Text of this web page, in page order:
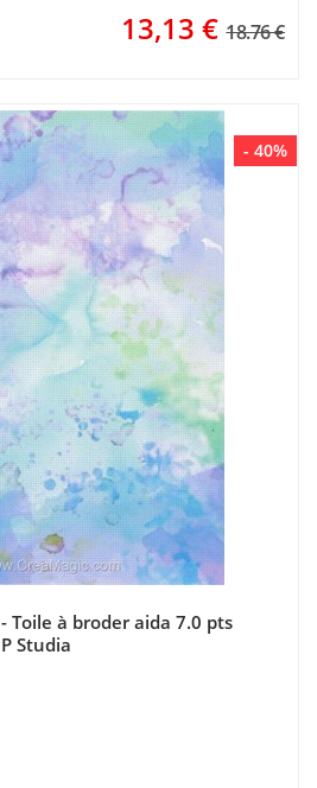
13,13 € 18.76 €
- 40%
Toile à broder aida 7.0 pts
Studia